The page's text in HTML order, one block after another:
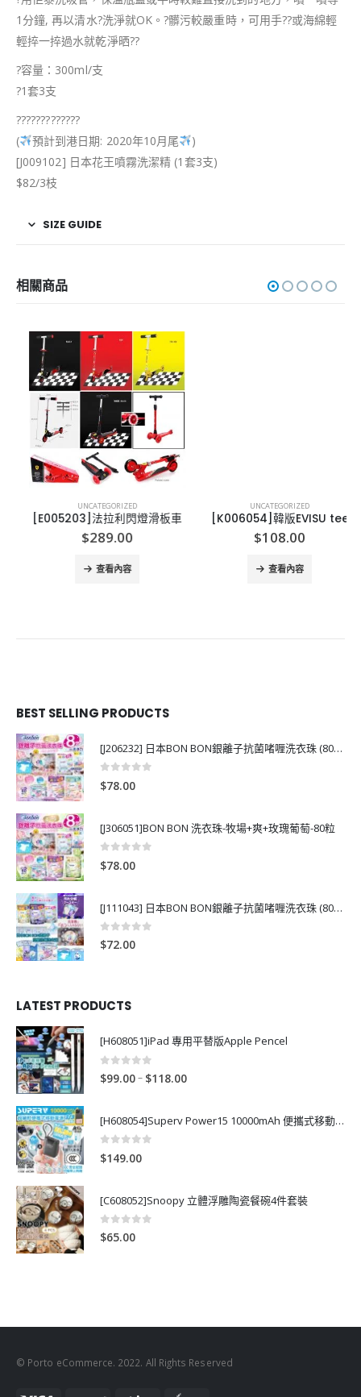
1分鐘, 再以清水?洗淨就OK。?髒污較嚴重時，可用手??或海綿輕
輕捽一捽過水就乾淨晒??
?容量：300ml/支
?1套3支
?????????????
(
預計到港日期: 2020年10月尾
)
[J009102] 日本花王噴霧洗潔精 (1套3支)
$82/3枝
SIZE GUIDE
相關商品
UNCATEGORIZED
[E005203]法拉利閃燈滑板車
289.00
查看內容
UNCATEGORIZED
[K006054]韓版EVISU tee
108.00
查看內容
BEST SELLING PRODUCTS
[J206232] 日本BON BON銀離子抗菌啫喱洗衣珠 (80粒)
0
$78.00
[J306051]BON BON 洗衣珠-牧場+爽+玫瑰葡萄-80粒
0
$78.00
[J111043] 日本BON BON銀離子抗菌啫喱洗衣珠 (80粒)
0out of 5
$72.00
LATEST PRODUCTS
[H608051]iPad 專用平替版Apple Pencel
0 out of 5
$99.00– $118.00P
n
.
0
[H608054]Superv Power15 10000mAh 便攜式移動電源
0
$149.00
[C608052]Snoopy 立體浮雕陶瓷餐碗4件套裝
0 out of 5
$65.00
© Porto eCommerce. 2022. All Rights Reserved